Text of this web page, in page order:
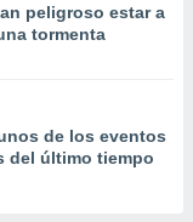
peligroso estar a
tormenta
de los eventos
del último tiempo